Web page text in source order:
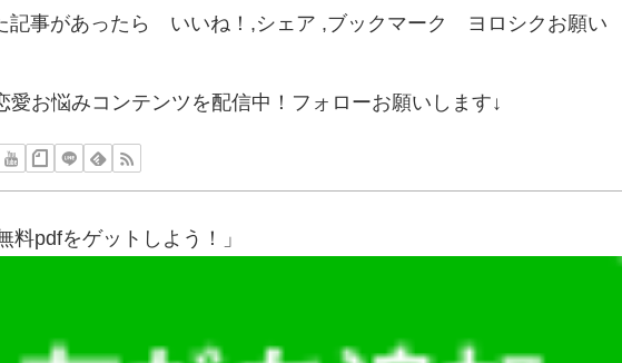
記事があったら いいね！,シェア ,ブックマーク ヨロシクお願い
愛お悩みコンテンツを配信中！フォローお願いします↓
pdfをゲットしよう！」